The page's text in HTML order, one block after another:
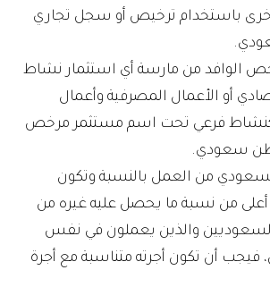
باستخدام ترخيص أو سجل تجاري
الوافد من مارسة أي استثمار نشاط
أو الأعمال المصرفية وأعمال
فرعي تحت اسم مستثمر مرخص
سعودي.
من العمل بالنسبة وتكون
أعلى من نسبة ما يحصل عليه غيره من
والذين يعملون في نفس
فيجب أن تكون أجرته متناسبة مع أجرة